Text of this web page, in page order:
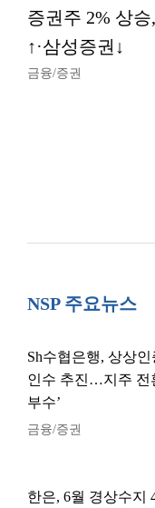
증권주 2% 상승
↑·삼성증권↓
금융/증권
NSP 주요뉴스
Sh수협은행, 상상인
인수 추진…지주 전
부수’
금융/증권
한은, 6월 경상수지